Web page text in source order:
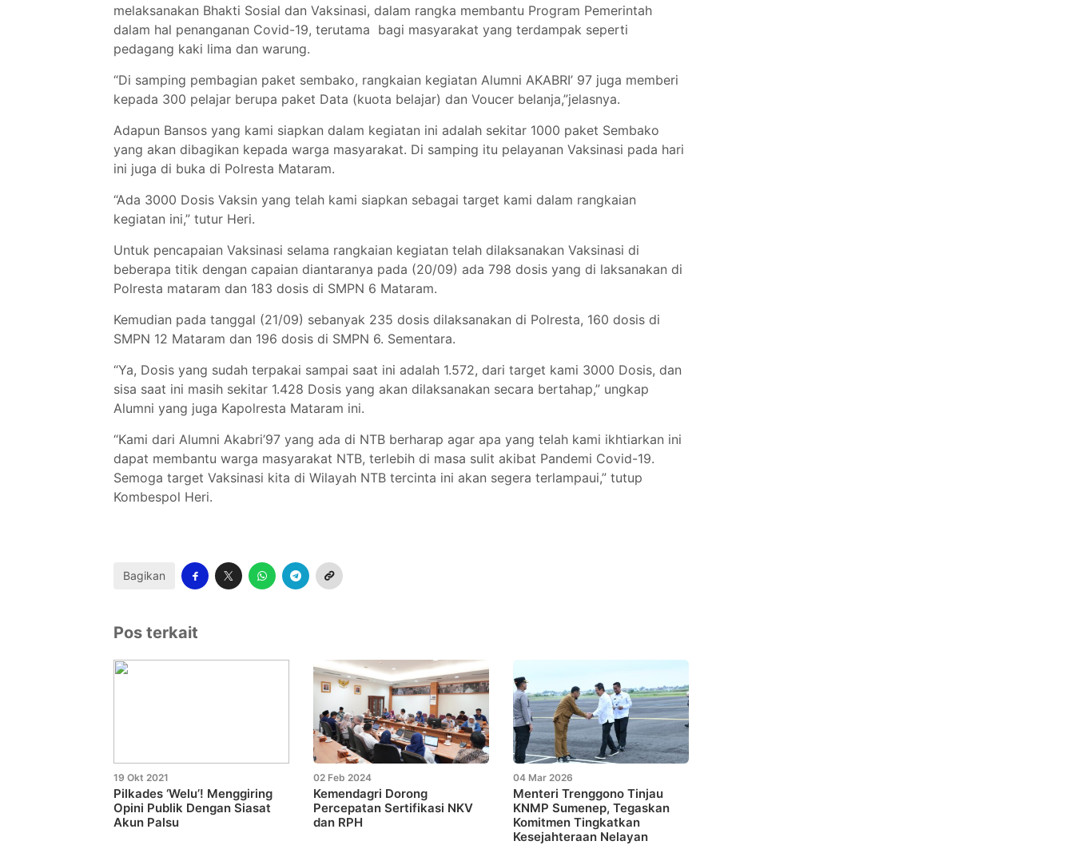
melaksanakan Bhakti Sosial dan Vaksinasi, dalam rangka membantu Program Pemerintah
dalam hal penanganan Covid-19, terutama bagi masyarakat yang terdampak seperti
pedagang kaki lima dan warung.
“Di samping pembagian paket sembako, rangkaian kegiatan Alumni AKABRI’ 97 juga memberi
kepada 300 pelajar berupa paket Data (kuota belajar) dan Voucer belanja,”jelasnya.
Adapun Bansos yang kami siapkan dalam kegiatan ini adalah sekitar 1000 paket Sembako
yang akan dibagikan kepada warga masyarakat. Di samping itu pelayanan Vaksinasi pada hari
ini juga di buka di Polresta Mataram.
“Ada 3000 Dosis Vaksin yang telah kami siapkan sebagai target kami dalam rangkaian
kegiatan ini,” tutur Heri.
Untuk pencapaian Vaksinasi selama rangkaian kegiatan telah dilaksanakan Vaksinasi di
beberapa titik dengan capaian diantaranya pada (20/09) ada 798 dosis yang di laksanakan di
Polresta mataram dan 183 dosis di SMPN 6 Mataram.
Kemudian pada tanggal (21/09) sebanyak 235 dosis dilaksanakan di Polresta, 160 dosis di
SMPN 12 Mataram dan 196 dosis di SMPN 6. Sementara.
“Ya, Dosis yang sudah terpakai sampai saat ini adalah 1.572, dari target kami 3000 Dosis, dan
sisa saat ini masih sekitar 1.428 Dosis yang akan dilaksanakan secara bertahap,” ungkap
Alumni yang juga Kapolresta Mataram ini.
“Kami dari Alumni Akabri’97 yang ada di NTB berharap agar apa yang telah kami ikhtiarkan ini
dapat membantu warga masyarakat NTB, terlebih di masa sulit akibat Pandemi Covid-19.
Semoga target Vaksinasi kita di Wilayah NTB tercinta ini akan segera terlampaui,” tutup
Kombespol Heri.
Bagikan
Pos terkait
19 Okt 2021
Pilkades ‘Welu’! Menggiring
Opini Publik Dengan Siasat
Akun Palsu
02 Feb 2024
Kemendagri Dorong
Percepatan Sertifikasi NKV
dan RPH
04 Mar 2026
Menteri Trenggono Tinjau
KNMP Sumenep, Tegaskan
Komitmen Tingkatkan
Kesejahteraan Nelayan